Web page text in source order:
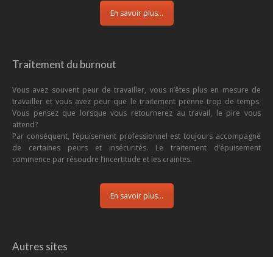
En savoir plus...
Traitement du burnout
Vous avez souvent peur de travailler, vous n’êtes plus en mesure de
travailler et vous avez peur que le traitement prenne trop de temps.
Vous pensez que lorsque vous retournerez au travail, le pire vous
attend?
Par conséquent, l’épuisement professionnel est toujours accompagné
de certaines peurs et insécurités. Le traitement d’épuisement
commence par résoudre l’incertitude et les craintes.
En savoir plus...
Autres sites